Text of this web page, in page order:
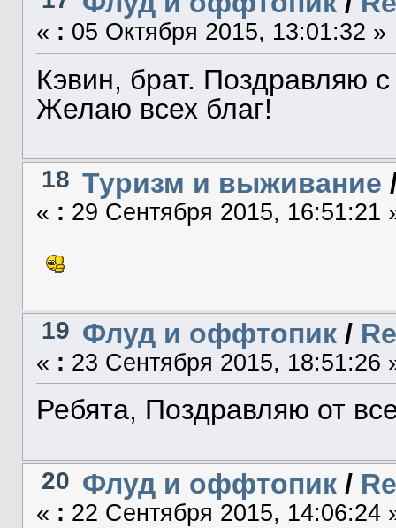
« : 05 Октября 2015, 13:01:32 »
Кэвин, брат. Поздравляю
Желаю всех благ!
18 Туризм и выживание
« : 29 Сентября 2015, 16:51:21
19 Флуд и оффтопик/
« : 23 Сентября 2015, 18:51:26
Ребята, Поздравляю от
20 Флуд и оффтопик/
« : 22 Сентября 2015, 14:06:24